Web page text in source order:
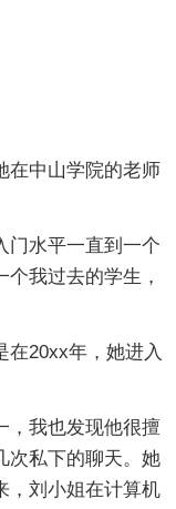
在中山学院的老师
门水平一直到一个
我过去的学生，
在20xx年，她进入
，我也发现他很擅
次私下的聊天。她
，刘小姐在计算机